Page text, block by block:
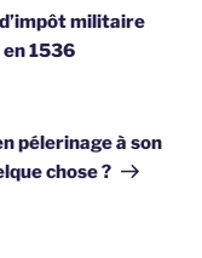
militaire
en 1536
pélerinage à son
chose ?